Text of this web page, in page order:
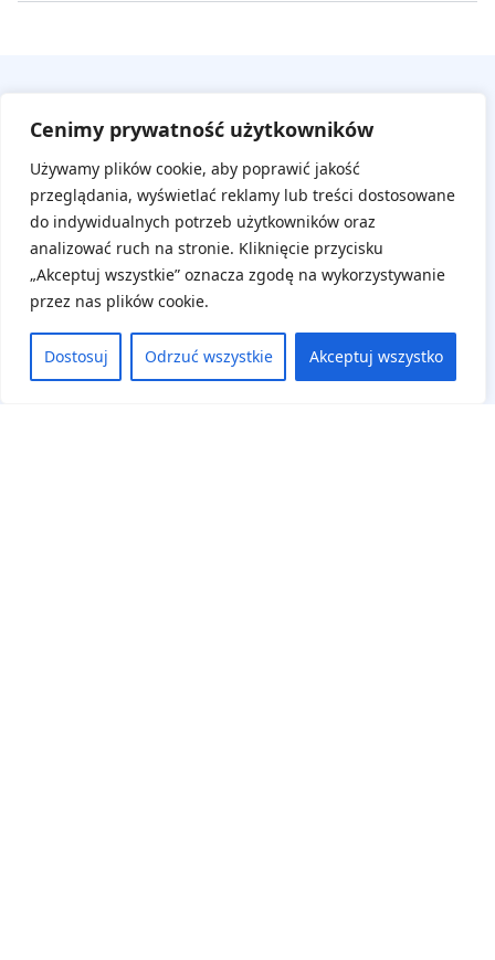
Cenimy prywatność użytkowników
Używamy plików cookie, aby poprawić jakość
przeglądania, wyświetlać reklamy lub treści dostosowane
do indywidualnych potrzeb użytkowników oraz
analizować ruch na stronie. Kliknięcie przycisku
„Akceptuj wszystkie” oznacza zgodę na wykorzystywanie
przez nas plików cookie.
Dostosuj Odrzuć wszystkie Akceptuj wszystko
Na skróty
Aktualne wydarzenia
Deklaracja dostępności